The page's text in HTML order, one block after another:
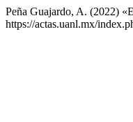
Peña Guajardo, A. (2022)
https://actas.uanl.mx/